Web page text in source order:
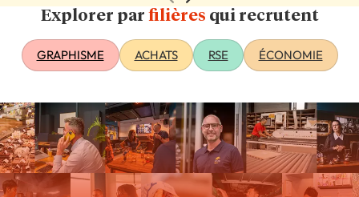
Explorer par filières qui recrutent
GRAPHISME ACHATS RSE ÉCONOMIE